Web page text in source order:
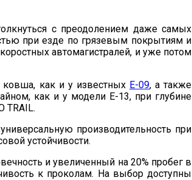
с преодолением даже самых
при езде по грязевым покрытиям и
автомагистралей, и уже потом
как и у известных E-09, а также
как и у модели E-13, при глубине
TRAIL.
производительность при
устойчивости.
и увеличенный на 20% пробег в
к проколам. На выбор доступны